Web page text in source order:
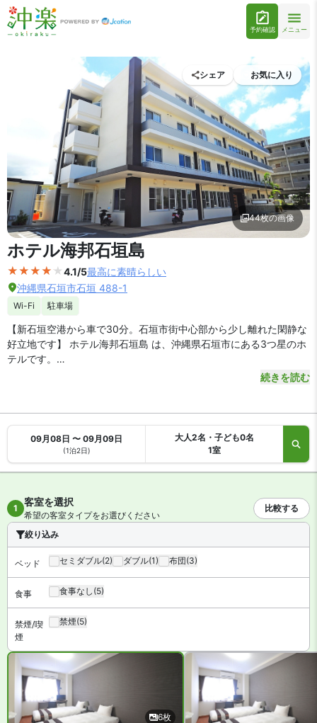
予約確認 メニュー
シェア お気に入り
44枚の画像
ホテル海邦石垣島
4.1/5最高に素晴らしい
沖縄県石垣市石垣 488-1
Wi-Fi 駐車場
【新石垣空港から車で30分。石垣市街中心部から少し離れた閑静な
好立地です】 ホテル海邦石垣島 は、沖縄県石垣市にある3つ星のホ
テルです。
寄りの「アートホテル石垣島バス停」下車、徒歩7分で到着します。
ホテルは石垣島市街地から少し離れた住宅街にあります。市街北部
のバンナ公園や島内最大の繁華街・美崎町まで車で5分。石垣港離
【駐車場】あり（無料）
ホテル海邦石垣島 は男女別の大浴場があります。
【お食事、レストラン】
館内にレストランがあります。
【館内施設・サービス】
客室数は全 40 室。インターネットは無料 WiFiを備えています。施
設はコインランドリーがあります。
ホテル海邦石垣島 は全館禁煙です。指定の喫煙スペースがありま
す。
続きを読む
09月08日 〜 09月09日
(1泊2日)
大人2名・子ども0名
1室
1
客室を選択
希望の客室タイプをお選びください
比較する
絞り込み
ベッド セミダブル(2) ダブル(1) 布団(3)
食事 食事なし (5)
禁煙/喫
煙
禁煙(5)
6枚